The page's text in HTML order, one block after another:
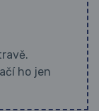
ho jen